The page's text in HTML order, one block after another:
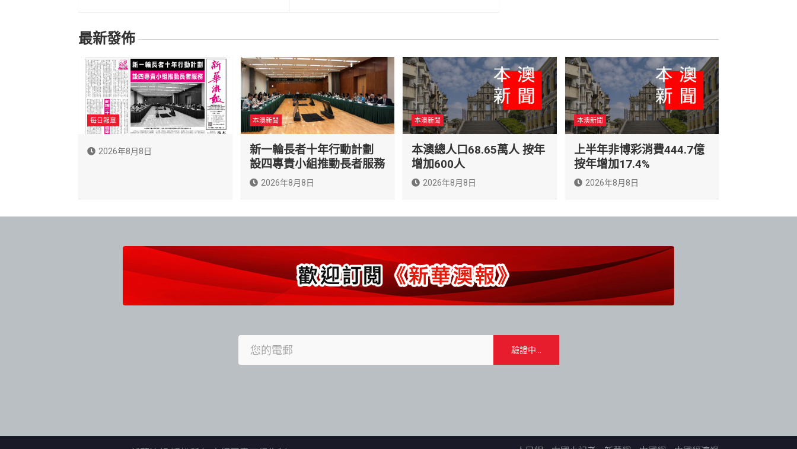
覽
最新發佈
每日報章
2026年8月8日
本澳新聞
新一輪長者十年行動計劃
設四專責小組推動長者服務
2026年8月8日
本澳新聞
本澳總人口68.65萬人 按年
增加600人
2026年8月8日
本澳新聞
上半年非博彩消費444.7億
按年增加17.4%
2026年8月8日